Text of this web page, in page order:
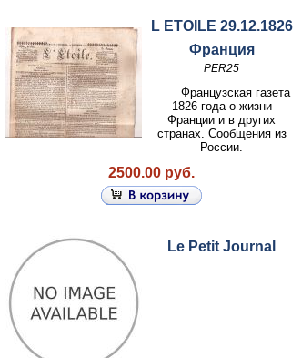
L ETOILE 29.12.1826
Франция
PER25
Французская газета
1826 года о жизни
Франции и в других
странах. Сообщения из
России.
2500.00 руб.
Le Petit Journal